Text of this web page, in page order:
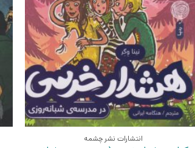
انتشارات نشر چشمه